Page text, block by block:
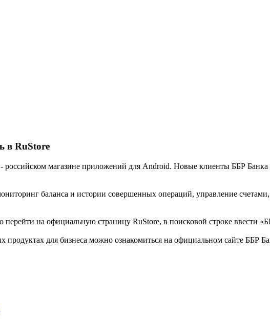
в RuStore
магазине приложений для Android. Новые клиенты ББР Банка
баланса и истории совершенных операций, управление
на официальную страницу RuStore, в поисковой строке ввести
для бизнеса можно ознакомиться на официальном сайте ББР